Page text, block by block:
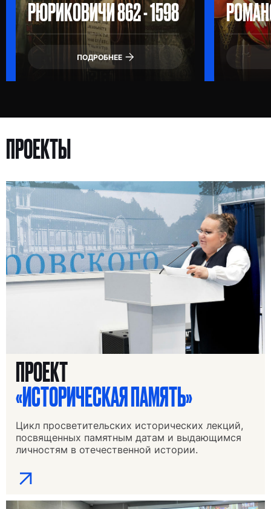
РЮРИКОВИЧИ 862 - 1598
ПОДРОБНЕЕ
ПРОЕКТЫ
ПРОЕКТ
«ИСТОРИЧЕСКАЯ ПАМЯТЬ»
Цикл просветительских исторических лекций,
посвященных памятным датам и выдающимся
личностям в отечественной истории.